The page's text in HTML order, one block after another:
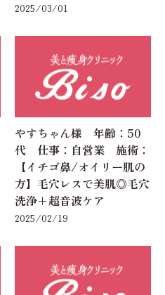
2025/03/01
やすちゃん様 年齢：50
代 仕事：自営業 施術：
【イチゴ鼻/オイリー肌の
方】毛穴レスで美肌◎毛穴
洗浄+超音波ケア
2025/02/19